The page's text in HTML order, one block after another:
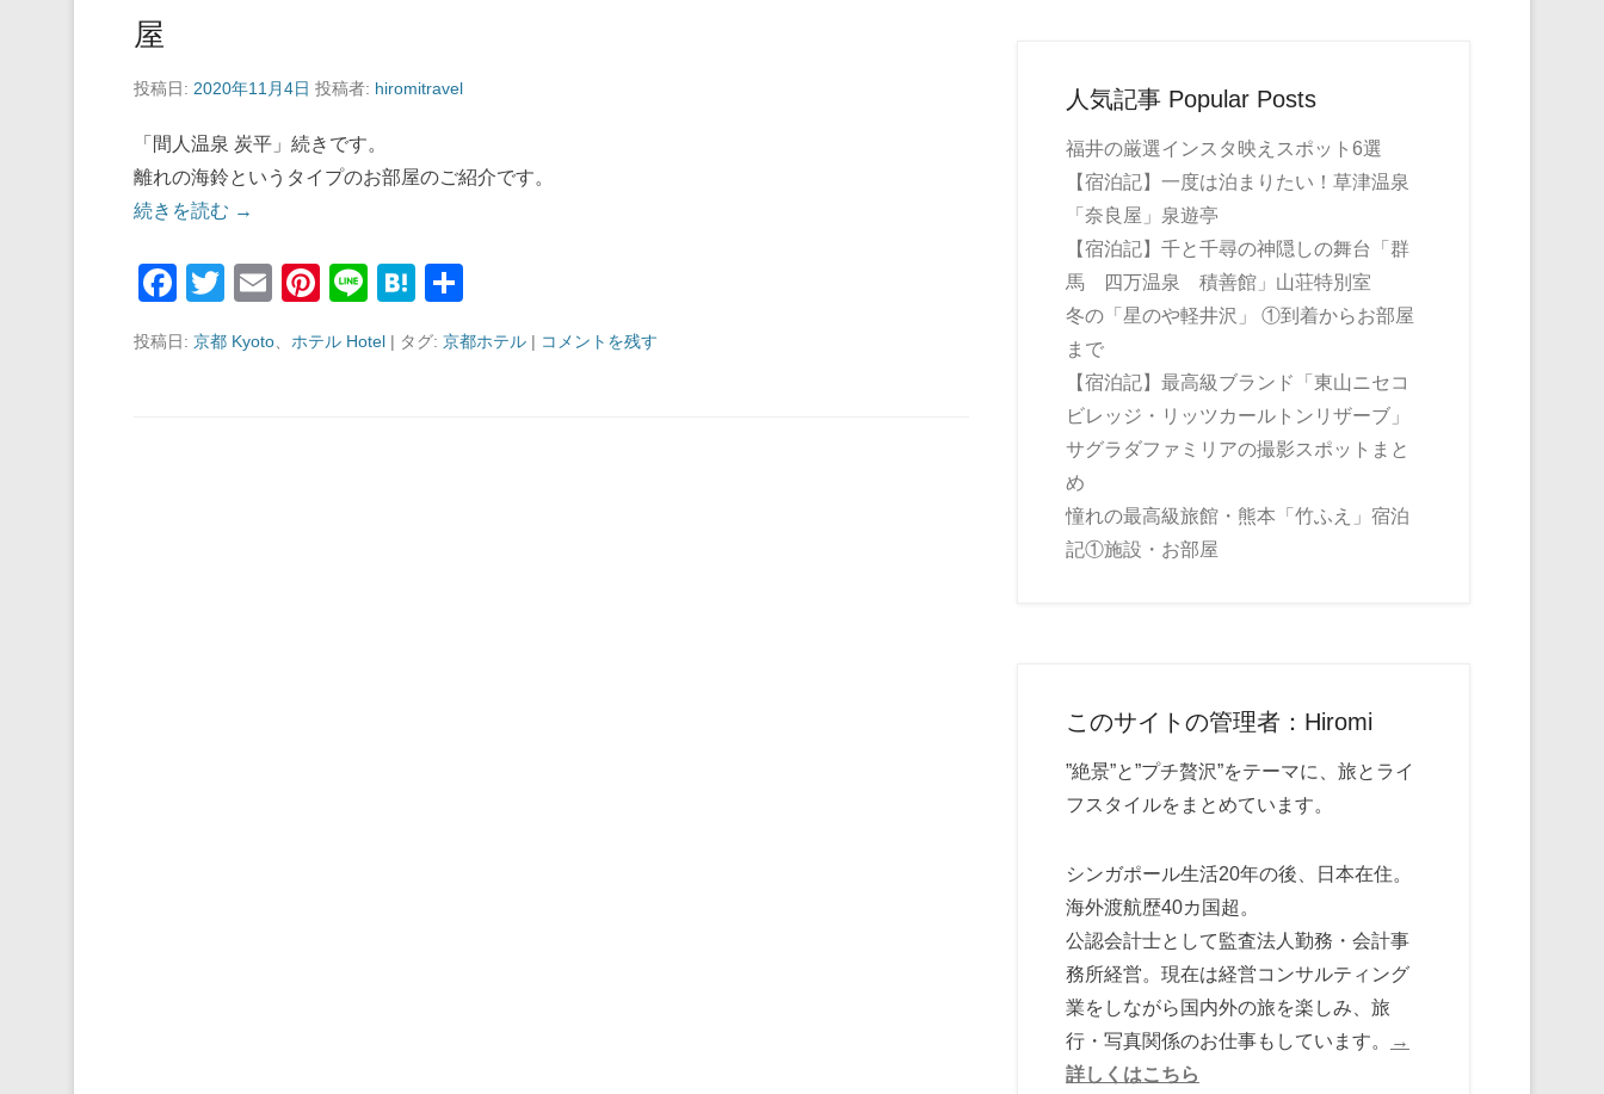
屋
投稿日: 2020年11月4日 投稿者: hiromitravel
「間人温泉 炭平」続きです。
離れの海鈴というタイプのお部屋のご紹介です。
続きを読む →
F
c
T
tt
E
ail
Pi
er
Li
e
H
e
投稿日: 京都 Kyoto ホテル Hotel | タグ: 京都ホテル | コメントを残す
人気記事 Popular Posts
福井の厳選インスタ映えスポット6選
【宿泊記】一度は泊まりたい！草津温泉
「奈良屋」泉遊亭
【宿泊記】千と千尋の神隠しの舞台「群
馬 四万温泉 積善館」山荘特別室
冬の「星のや軽井沢」 ①到着からお部屋
まで
【宿泊記】最高級ブランド「東山ニセコ
ビレッジ・リッツカールトンリザーブ」
サグラダファミリアの撮影スポットまと
め
憧れの最高級旅館・熊本「竹ふえ」宿泊
記①施設・お部屋
このサイトの管理者：Hiromi
”絶景”と”プチ贅沢”をテーマに、旅とライ
フスタイルをまとめています。
シンガポール生活20年の後、日本在住。
海外渡航歴40カ国超。
公認会計士として監査法人勤務・会計事
務所経営。現在は経営コンサルティング
業をしながら国内外の旅を楽しみ、旅
行・写真関係のお仕事もしています。
→
詳しくはこちら